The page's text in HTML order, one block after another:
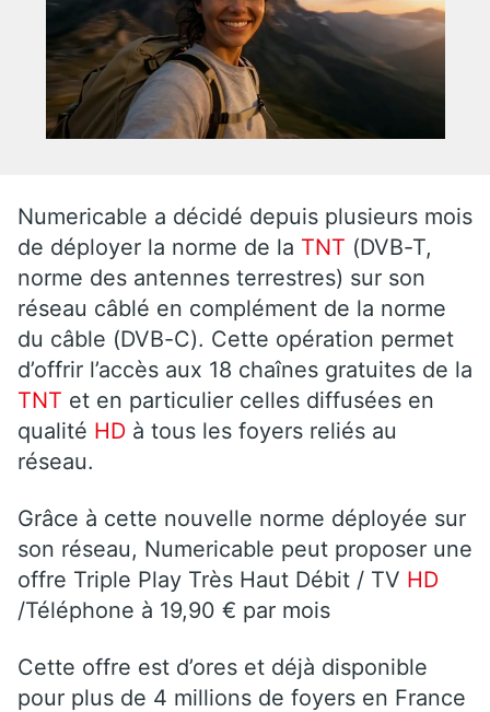
Numericable a décidé depuis plusieurs mois
de déployer la norme de la TNT (DVB-T,
norme des antennes terrestres) sur son
réseau câblé en complément de la norme
du câble (DVB-C). Cette opération permet
d’offrir l’accès aux 18 chaînes gratuites de la
TNT et en particulier celles diffusées en
qualité HD à tous les foyers reliés au
réseau.
Grâce à cette nouvelle norme déployée sur
son réseau, Numericable peut proposer une
offre Triple Play Très Haut Débit / TV HD
/Téléphone à 19,90 € par mois
Cette offre est d’ores et déjà disponible
pour plus de 4 millions de foyers en France